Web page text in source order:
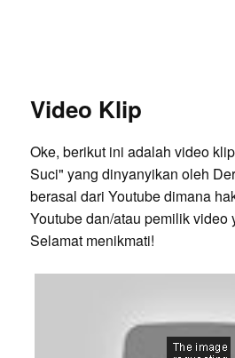
Video Klip
Oke, berikut ini adalah video
Suci" yang dinyanyikan oleh
berasal dari Youtube dimana
Youtube dan/atau pemilik video
Selamat menikmati!